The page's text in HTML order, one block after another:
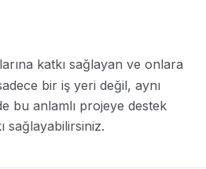
katkı sağlayan ve onlara
bir iş yeri değil, aynı
bu anlamlı projeye destek
sağlayabilirsiniz.